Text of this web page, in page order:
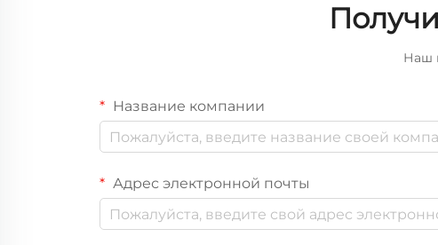
Наш
Название компании
Адрес электронной почты